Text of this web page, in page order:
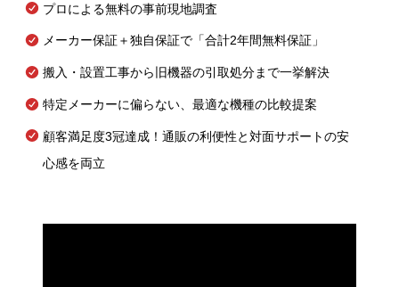
プロによる無料の事前現地調査
メーカー保証＋独自保証で「合計2年間無料保証」
搬入・設置工事から旧機器の引取処分まで一挙解決
特定メーカーに偏らない、最適な機種の比較提案
顧客満足度3冠達成！通販の利便性と対面サポートの安
心感を両立